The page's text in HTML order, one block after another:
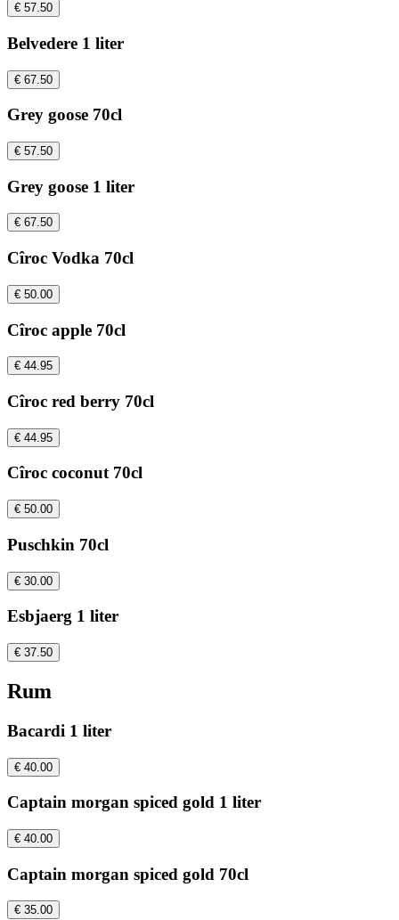
€ 57.50
Belvedere 1 liter
€ 67.50
Grey goose 70cl
€ 57.50
Grey goose 1 liter
€ 67.50
Cîroc Vodka 70cl
€ 50.00
Cîroc apple 70cl
€ 44.95
Cîroc red berry 70cl
€ 44.95
Cîroc coconut 70cl
€ 50.00
Puschkin 70cl
€ 30.00
Esbjaerg 1 liter
€ 37.50
Rum
Bacardi 1 liter
€ 40.00
Captain morgan spiced gold 1 liter
€ 40.00
Captain morgan spiced gold 70cl
€ 35.00